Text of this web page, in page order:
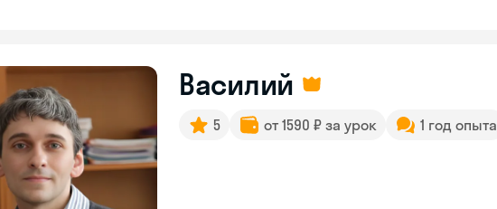
Василий
5 от 1590 ₽ за урок 1 год опыта